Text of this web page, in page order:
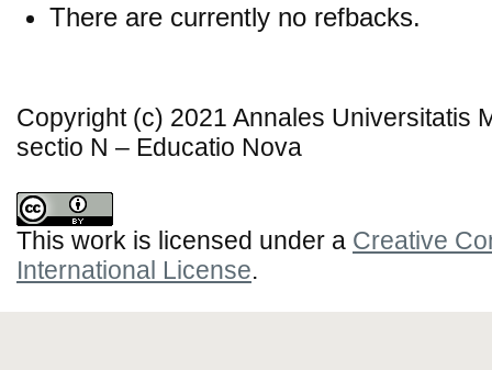
There are currently no refbacks.
Copyright (c) 2021 Annales Universitatis
sectio N – Educatio Nova
This work is licensed under a Creative
International License.